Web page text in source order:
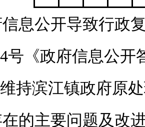
信息公开导致行政
号《政府信息公
持滨江镇政府原
的主要问题及改